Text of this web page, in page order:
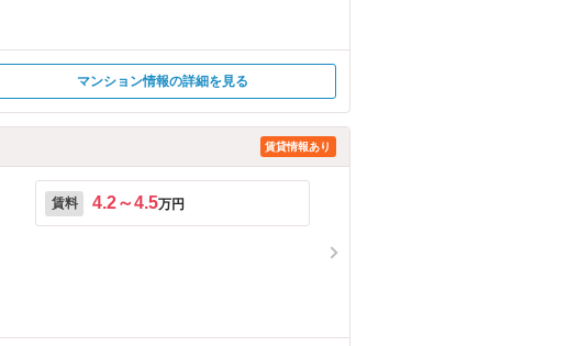
マンション情報の詳細を見る
賃貸情報あり
賃料 4.2～4.5万円